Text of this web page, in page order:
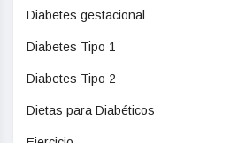
Diabetes gestacional
Diabetes Tipo 1
Diabetes Tipo 2
Dietas para Diabéticos